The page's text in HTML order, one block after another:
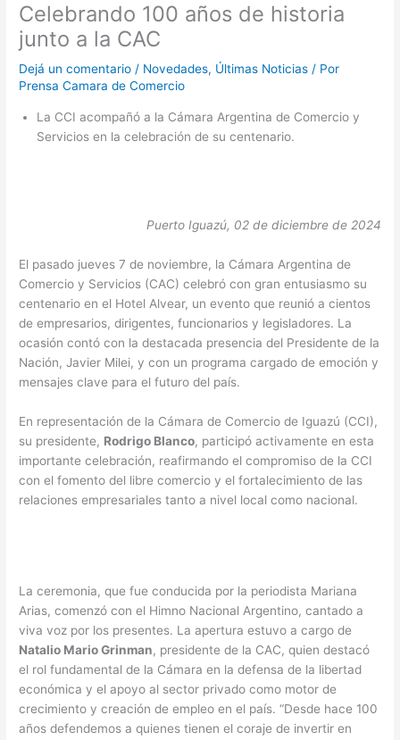
Celebrando 100 años de historia
junto a la CAC
Dejá un comentario / Novedades, Últimas Noticias / Por
Prensa Camara de Comercio
La CCI acompañó a la Cámara Argentina de Comercio y
Servicios en la celebración de su centenario.
Puerto Iguazú, 02 de diciembre de 2024
El pasado jueves 7 de noviembre, la Cámara Argentina de
Comercio y Servicios (CAC) celebró con gran entusiasmo su
centenario en el Hotel Alvear, un evento que reunió a cientos
de empresarios, dirigentes, funcionarios y legisladores. La
ocasión contó con la destacada presencia del Presidente de la
Nación, Javier Milei, y con un programa cargado de emoción y
mensajes clave para el futuro del país.
En representación de la Cámara de Comercio de Iguazú (CCI),
su presidente, Rodrigo Blanco, participó activamente en esta
importante celebración, reafirmando el compromiso de la CCI
con el fomento del libre comercio y el fortalecimiento de las
relaciones empresariales tanto a nivel local como nacional.
La ceremonia, que fue conducida por la periodista Mariana
Arias, comenzó con el Himno Nacional Argentino, cantado a
viva voz por los presentes. La apertura estuvo a cargo de
Natalio Mario Grinman, presidente de la CAC, quien destacó
el rol fundamental de la Cámara en la defensa de la libertad
económica y el apoyo al sector privado como motor de
crecimiento y creación de empleo en el país. “Desde hace 100
años defendemos a quienes tienen el coraje de invertir en